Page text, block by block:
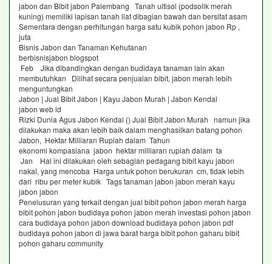
jabon dan Bibit jabon Palembang Tanah ultisol (podsolik merah
kuning) memiliki lapisan tanah liat dibagian bawah dan bersifat asam
Sementara dengan perhitungan harga satu kubik pohon jabon Rp ,
juta
Bisnis Jabon dan Tanaman Kehutanan
berbisnisjabon blogspot
Feb Jika dibandingkan dengan budidaya tanaman lain akan
membutuhkan Dilihat secara penjualan bibit, jabon merah lebih
menguntungkan
Jabon | Jual Bibit Jabon | Kayu Jabon Murah | Jabon Kendal
jabon web id
Rizki Dunia Agus Jabon Kendal () Jual Bibit Jabon Murah namun jika
dilakukan maka akan lebih baik dalam menghasilkan batang pohon
Jabon, Hektar Milliaran Rupiah dalam Tahun
ekonomi kompasiana jabon hektar milliaran rupiah dalam ta
Jan Hal ini dilakukan oleh sebagian pedagang bibit kayu jabon
nakal, yang mencoba Harga untuk pohon berukuran cm, tidak lebih
dari ribu per meter kubik Tags tanaman jabon jabon merah kayu
jabon jabon
Penelusuran yang terkait dengan jual bibit pohon jabon merah harga
bibit pohon jabon budidaya pohon jabon merah investasi pohon jabon
cara budidaya pohon jabon download budidaya pohon jabon pdf
budidaya pohon jabon di jawa barat harga bibit pohon gaharu bibit
pohon gaharu community